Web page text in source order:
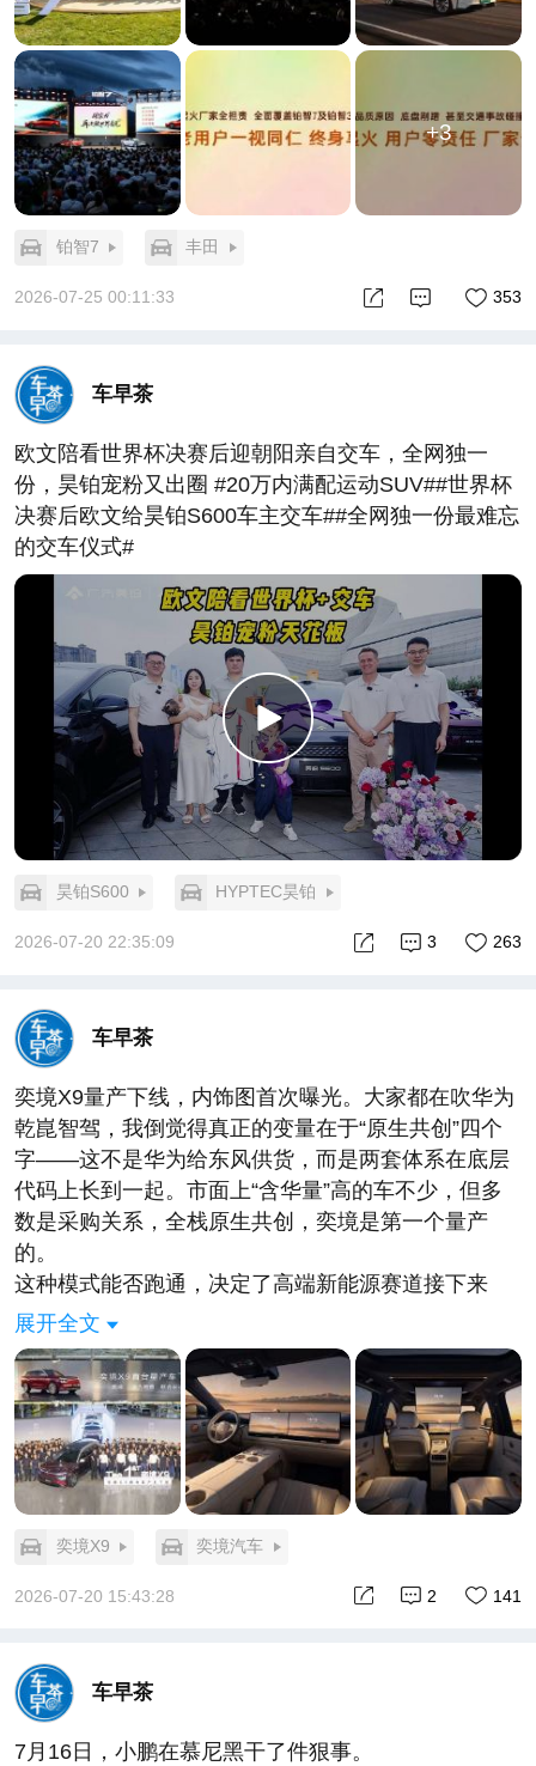
不跟你分析原因，我只负责赔钱。
这背后没有点硬实力是玩不转的。他们敢这么承诺，
等于是在变相告诉市场：我的电池包设计冗余（底三
层侧三层）扛得住日常剐蹭；我的电芯切割实验证明
极端情况也不怕。这不是在卖服务，这是在用白纸黑
字的契约，给自己的硬件技术做了一次“压力测试”。
更值得玩味的是，他们顺手把“电池8年过保”这个全行
业的痛点也抹平了。其实大家心里都明白，一台车开8
种“即便我不用，但我得有”的心理安全区。
首洗脑的《DADADA x 担担担》，而是这套“全生命周
期无扯皮”的信任体系。
当别的品牌还在卷“上市即降价”时，广丰在卷“事故即
赔付”。这实际上是把新能源汽车的竞争，从“配置参
数的军备竞赛”拉向了“资产安全性的信用竞赛”。
对于那批从BBA置换过来的中产用户来说，他们在乎
的也许不是多几个扬声器，而是那份“出了事别让我烦
心”的确定性。
广汽丰田这次的聪明之处在于，它把最大的卖点藏在
了最不起眼的“售后条款”里。当大家都在追求“跑得
快”时，它告诉你“刹得住且有人兜底”。这种反向营
销，或许才是对当前浮躁电车市场最有力的一记回
击。
毕竟，承诺值多少钱，取决于兑现它需要付出多大的
代价。 铂智7这把赌上了真金白银的“安全梭哈”，确实
给行业立了个新门槛。#丰田铂智7首个承诺电池事故
起火赔付##心有凌犀选铂智7##王心凌最新担曲发布
+3
铂智7 丰田
2026-07-25 00:11:33 353
车早茶
欧文陪看世界杯决赛后迎朝阳亲自交车，全网独一
份，昊铂宠粉又出圈 #20万内满配运动SUV##世界杯
决赛后欧文给昊铂S600车主交车##全网独一份最难忘
的交车仪式#
昊铂S600 HYPTEC昊铂
2026-07-20 22:35:09 263
3
车早茶
奕境X9量产下线，内饰图首次曝光。大家都在吹华为
乾崑智驾，我倒觉得真正的变量在于“原生共创”四个
字——这不是华为给东风供货，而是两套体系在底层
代码上长到一起。市面上“含华量”高的车不少，但多
数是采购关系，全栈原生共创，奕境是第一个量产
的。
这种模式能否跑通，决定了高端新能源赛道接下来
是“拼供应链整合”还是“拼技术共生”。背靠成都、东
风、华为三大王牌，奕境有底气为行业蹚出一条全新
路径。
同步官宣奕境 X-CLUB 官方车主俱乐部 7 月 25 日正
式启幕，首批创始会员招募限量 1000 席，更多权益
细则可关注奕境汽车 APP。
#奕境X9首台量产车正式下线##东风华为全套顶尖技
术落地奕境X9量产车
展开全文
奕境X9 奕境汽车
2026-07-20 15:43:28 141
2
车早茶
7月16日，小鹏在慕尼黑干了件狠事。